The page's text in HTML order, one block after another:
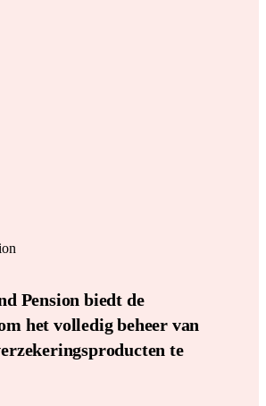
Pension biedt de
het volledig beheer van
te